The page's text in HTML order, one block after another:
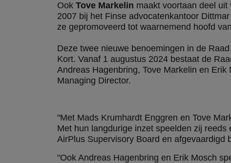
Ook Tove Markelin maakt voortaan deel
2007 bij het Finse advocatenkantoor
ze gepromoveerd tot waarnemend hoofd
Deze twee nieuwe benoemingen in de
Kort. Vanaf 1 augustus 2024 bestaat de
Andreas Hagenbring, Tove Markelin en
Managing Director.
"Met Mads Krumhardt Enggren en Tove
Met hun langdurige inzet speelden zij
AirPlus Supervisory Board en afgevaardigd
"Ook Andreas Hagenbring en Erik Mosch